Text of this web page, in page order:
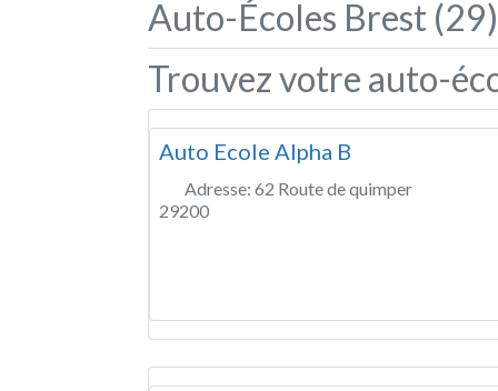
Auto-Écoles Brest (29)
Trouvez votre auto-
Auto Ecole Alpha B
Adresse: 62 Route de quimper
29200